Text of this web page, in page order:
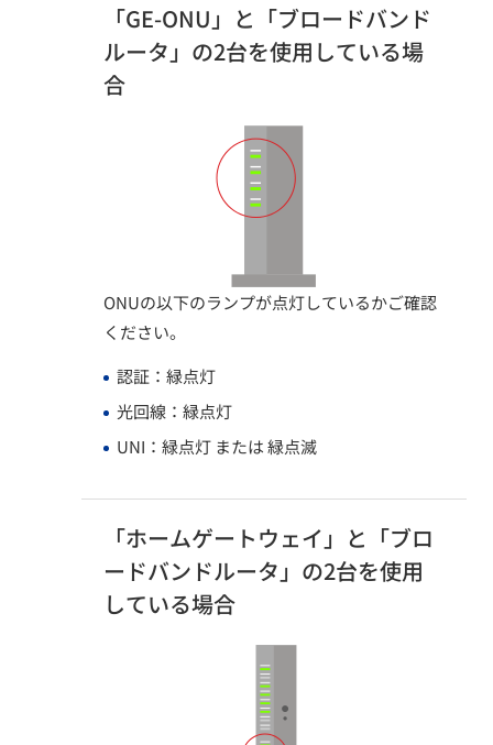
「GE-ONU」と「ブロードバンド
ルータ」の2台を使用している場
合
ONUの以下のランプが点灯しているかご確認
ください。
認証：緑点灯​
光回線：緑点灯​
UNI：緑点灯 または 緑点滅​
「ホームゲートウェイ」と「ブロ
ードバンドルータ」の2台を使用
している場合